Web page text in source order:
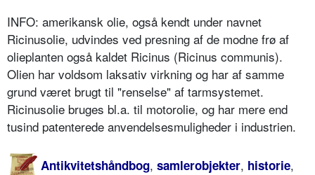
INFO: amerikansk olie, også kendt under navnet
Ricinusolie, udvindes ved presning af de modne frø af
olieplanten også kaldet Ricinus (Ricinus communis).
Olien har voldsom laksativ virkning og har af samme
grund været brugt til "renselse" af tarmsystemet.
Ricinusolie bruges bl.a. til motorolie, og har mere end
tusind patenterede anvendelsesmuligheder i industrien.
Antikvitetshåndbog, samlerobjekter, historie,